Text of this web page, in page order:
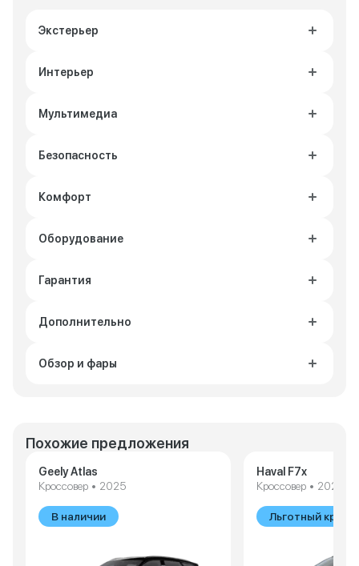
Экстерьер
Интерьер
Мультимедиа
Безопасность
Комфорт
Оборудование
Гарантия
Дополнительно
Обзор и фары
Похожие предложения
Geely Atlas
Кроссовер • 2025
В наличии
Haval F7x
Кроссовер • 2026
Льготный